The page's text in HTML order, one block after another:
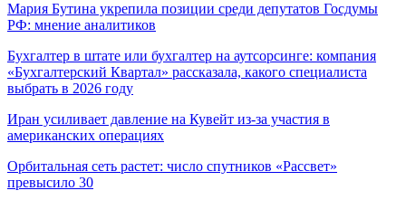
Мария Бутина укрепила позиции среди депутатов Госдумы
РФ: мнение аналитиков
Бухгалтер в штате или бухгалтер на аутсорсинге: компания
«Бухгалтерский Квартал» рассказала, какого специалиста
выбрать в 2026 году
Иран усиливает давление на Кувейт из-за участия в
американских операциях
Орбитальная сеть растет: число спутников «Рассвет»
превысило 30